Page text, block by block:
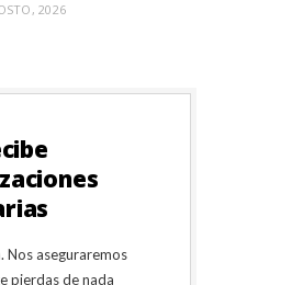
2026
Nos aseguraremos
pierdas de nada